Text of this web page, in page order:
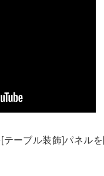
ーブル装飾]パネル